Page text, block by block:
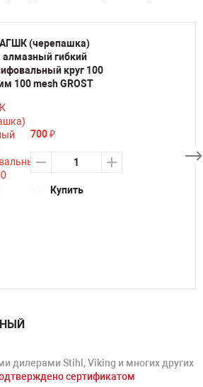
АГШК (черепашка)
алмазный гибкий
круг 100
100 mesh GROST
700₽
Купить
дилерами Stihl, Viking и многих других
сертификатом